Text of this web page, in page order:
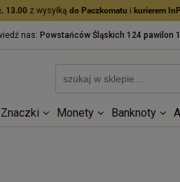
13.00 z wysyłką do Paczkomatu i kurierem
nas: Powstańców Śląskich 124 pawilon
Znaczki Monety Banknoty